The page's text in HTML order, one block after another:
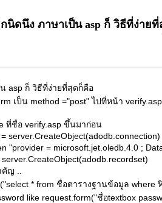
นิดนึง ภาษาเป็น asp ก็ วิธีที่ง่าย
asp ก็ วิธีที่ง่ายที่สุดก็คือ
เป็น method ="post" ไปที่หน้า verify.asp
ที่ชื่อ verify.asp ขึ้นมาก่อน
server.CreateObject(adodb.connection)
"provider = microsoft.jet.oledb.4.0 ;
ญ ..
* from ชื่อตารางฐานข้อมูล where
like request.form("ชื่อtextbox